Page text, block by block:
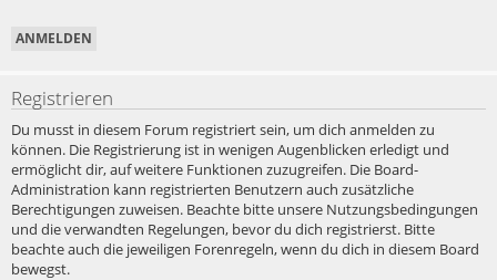
Registrieren
Du musst in diesem Forum registriert sein, um dich anmelden zu
können. Die Registrierung ist in wenigen Augenblicken erledigt und
ermöglicht dir, auf weitere Funktionen zuzugreifen. Die Board-
Administration kann registrierten Benutzern auch zusätzliche
Berechtigungen zuweisen. Beachte bitte unsere Nutzungsbedingungen
und die verwandten Regelungen, bevor du dich registrierst. Bitte
beachte auch die jeweiligen Forenregeln, wenn du dich in diesem Board
bewegst.